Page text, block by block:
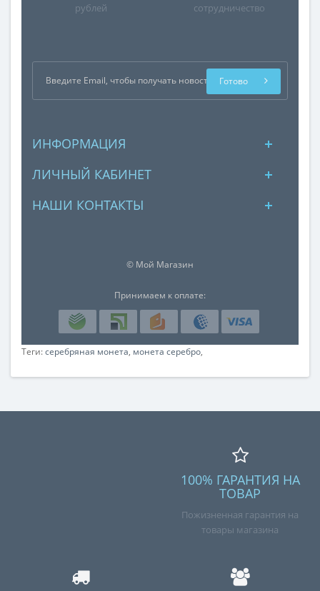
рублей
сотрудничество
Готово
ИНФОРМАЦИЯ
ЛИЧНЫЙ КАБИНЕТ
НАШИ КОНТАКТЫ
© Мой Магазин
Принимаем к оплате:
Теги:серебряная монета, монета серебро,
100% ГАРАНТИЯ НА
ТОВАР
Пожизненная гарантия на
товары магазина